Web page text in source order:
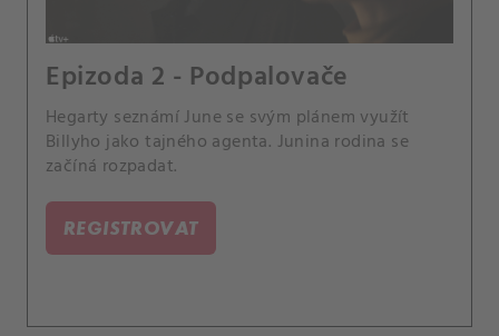
Epizoda 2 - Podpalovače
Hegarty seznámí June se svým plánem využít
Billyho jako tajného agenta. Junina rodina se
začíná rozpadat.
REGISTROVAT